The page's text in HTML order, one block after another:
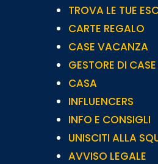
TROVA LE TUE
CARTE REGALO
CASE VACANZA
GESTORE DI
CASA
INFLUENCERS
INFO E CONSIGLI
UNISCITI ALLA
AVVISO LEGALE